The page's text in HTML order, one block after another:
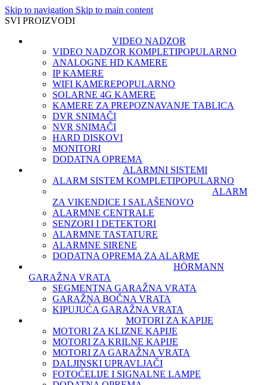
Skip to navigation Skip to main content
SVI PROIZVODI
VIDEO NADZOR
VIDEO NADZOR KOMPLETIPOPULARNO
ANALOGNE HD KAMERE
IP KAMERE
WIFI KAMEREPOPULARNO
SOLARNE 4G KAMERE
KAMERE ZA PREPOZNAVANJE TABLICA
DVR SNIMAČI
NVR SNIMAČI
HARD DISKOVI
MONITORI
DODATNA OPREMA
ALARMNI SISTEMI
ALARM SISTEM KOMPLETIPOPULARNO
ALARM
ZA VIKENDICE I SALAŠENOVO
ALARMNE CENTRALE
SENZORI I DETEKTORI
ALARMNE TASTATURE
ALARMNE SIRENE
DODATNA OPREMA ZA ALARME
HÖRMANN
GARAŽNA VRATA
SEGMENTNA GARAŽNA VRATA
GARAŽNA BOČNA VRATA
KIPUJUĆA GARAŽNA VRATA
MOTORI ZA KAPIJE
MOTORI ZA KLIZNE KAPIJE
MOTORI ZA KRILNE KAPIJE
MOTORI ZA GARAŽNA VRATA
DALJINSKI UPRAVLJAČI
FOTOĆELIJE I SIGNALNE LAMPE